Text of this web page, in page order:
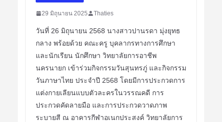
29 มิถุนายน 2025 Thaties
วันที่ 26 มิถุนายน 2568 นางสาวปานรดา มุ่งยุทธ
กลาง พร้อยด้วย คณะครู บุคลากรทางการศึกษา
และนักเรียน นักศึกษา วิทยาลัยการอาชีพ
นครนายก เข้าร่วมกิจกรรมวันสุนทรภู่ และกิจกรรม
วันภาษาไทย ประจำปี 2568 โดยมีการประกวดการ
แต่งกายเลียนแบบตัวละครในวรรณคดี การ
ประกวดคัดลายมือ และการประกวดวาดภาพ
ระบายสี ณ อาคารกีฬาอเนกประสงค์ วิทยาลัยการ